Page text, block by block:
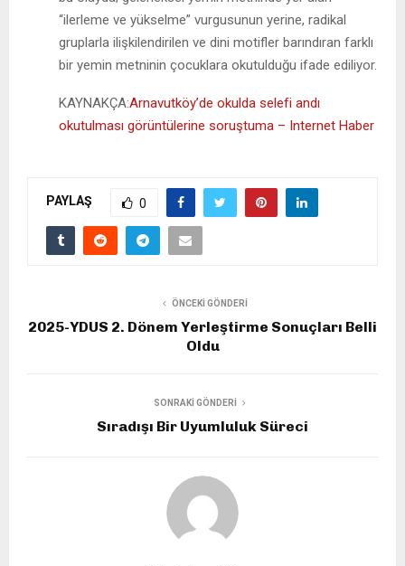
“ilerleme ve yükselme” vurgusunun yerine, radikal
gruplarla ilişkilendirilen ve dini motifler barındıran farklı
bir yemin metninin çocuklara okutulduğu ifade ediliyor.
KAYNAKÇA:Arnavutköy’de okulda selefi andı
okutulması görüntülerine soruştuma – Internet Haber
PAYLAŞ 0
ÖNCEKI GÖNDERI
2025-YDUS 2. Dönem Yerleştirme Sonuçları Belli
Oldu
SONRAKI GÖNDERI
Sıradışı Bir Uyumluluk Süreci